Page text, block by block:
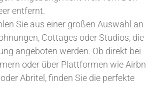
entfernt.
Sie aus einer großen Auswahl an
Cottages oder Studios, die
angeboten werden. Ob direkt bei
oder über Plattformen wie
Abritel, finden Sie die perfekte